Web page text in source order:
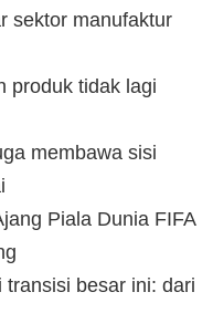
sektor manufaktur
produk tidak lagi
membawa sisi
Piala Dunia FIFA
transisi besar ini: dari